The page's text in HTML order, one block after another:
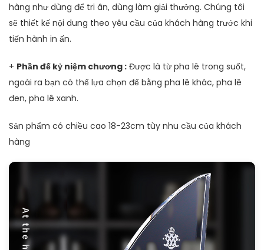
hàng như dùng để tri ân, dùng làm giải thưởng. Chúng tôi
sẽ thiết kế nội dung theo yêu cầu của khách hàng trước khi
tiến hành in ấn.
+ Phần đế kỷ niệm chương : Được là từ pha lê trong suốt,
ngoài ra bạn có thể lựa chọn đế bằng pha lê khác, pha lê
đen, pha lê xanh.
Sản phẩm có chiều cao 18-23cm tùy nhu cầu của khách
hàng